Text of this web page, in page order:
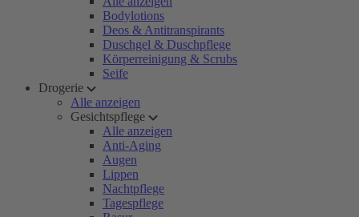
Bodylotions
Deos & Antitranspirants
Duschgel & Duschpflege
Körperreinigung & Scrubs
Seife
Drogerie
Alle anzeigen
Gesichtspflege
Alle anzeigen
Anti-Aging
Augen
Lippen
Nachtpflege
Tagespflege